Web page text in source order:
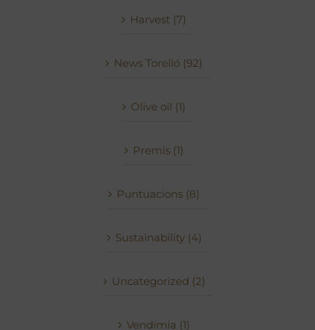
Harvest (7)
News Torelló (92)
Olive oil (1)
Premis (1)
Puntuacions (8)
Sustainability (4)
Uncategorized (2)
Vendímia (1)